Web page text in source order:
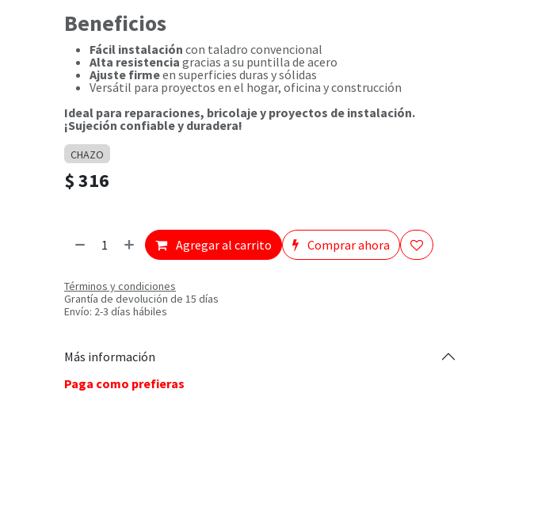
Beneficios
Fácil instalación con taladro convencional
Alta resistencia gracias a su puntilla de acero
Ajuste firmeen superficies duras y sólidas
Versátil para proyectos en el hogar, oficina y construcción
Ideal para reparaciones, bricolaje y proyectos de instalación.
¡Sujeción confiable y duradera!
CHAZO
$316
Agregar al carrito Comprar ahora
Términos y condiciones
Grantía de devolución de 15 días
Envío: 2-3 días hábiles
Más información
Paga como prefieras